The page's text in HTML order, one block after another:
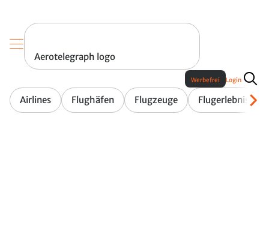
Aerotelegraph logo
Airlines Flughäfen Flugzeuge Flugerlebnis
Werbefrei Login